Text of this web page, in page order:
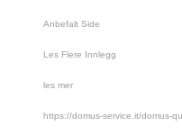
Anbefalt Side
Les Flere Innlegg
les mer
https://domus-service.it/domus-